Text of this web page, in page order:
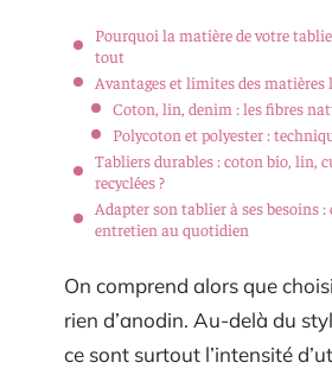
Pourquoi la matière de votre
tout
Avantages et limites des matières
Coton, lin, denim : les fibres
Polycoton et polyester :
Tabliers durables : coton bio, lin,
recyclées ?
Adapter son tablier à ses besoins
entretien au quotidien
On comprend alors que
rien d’anodin. Au-delà du
ce sont surtout l’intensité